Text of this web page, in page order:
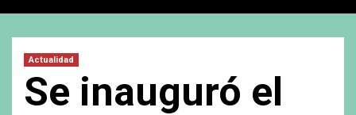
Actualidad
Se inauguró el